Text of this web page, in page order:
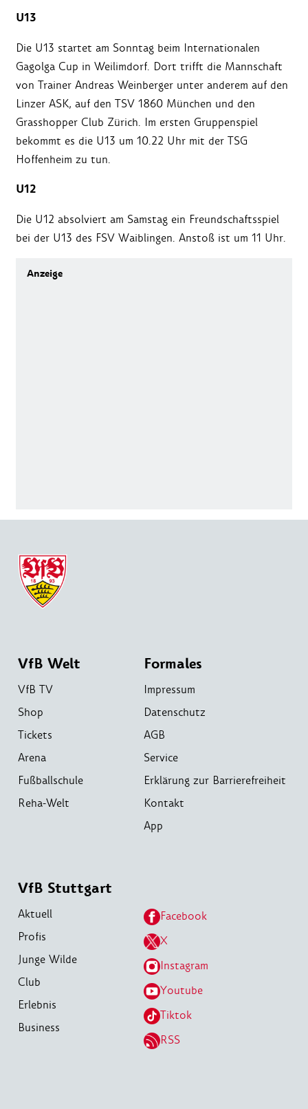
U13
Die U13 startet am Sonntag beim Internationalen
Gagolga Cup in Weilimdorf. Dort trifft die Mannschaft
von Trainer Andreas Weinberger unter anderem auf den
Linzer ASK, auf den TSV 1860 München und den
Grasshopper Club Zürich. Im ersten Gruppenspiel
bekommt es die U13 um 10.22 Uhr mit der TSG
Hoffenheim zu tun.
U12
Die U12 absolviert am Samstag ein Freundschaftsspiel
bei der U13 des FSV Waiblingen. Anstoß ist um 11 Uhr.
VfB Welt
VfB TV
Shop
Tickets
Arena
Fußballschule
Reha-Welt
Formales
Impressum
Datenschutz
AGB
Service
Erklärung zur Barrierefreiheit
Kontakt
App
VfB Stuttgart
Aktuell
Profis
Junge Wilde
Club
Erlebnis
Business
Facebook
X
Instagram
Youtube
Tiktok
RSS